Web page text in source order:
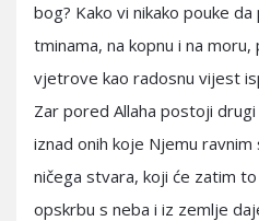
bog? Kako vi nikako pouke
tminama, na kopnu i na
vjetrove kao radosnu vijest
Zar pored Allaha postoji
iznad onih koje Njemu
ničega stvara, koji će zatim
opskrbu s neba i iz zemlje